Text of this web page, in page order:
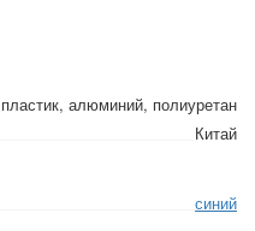
пластик, алюминий, полиуретан
Китай
синий